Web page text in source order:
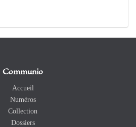
Communio
Accueil
Numéros
Collection
Dossiers